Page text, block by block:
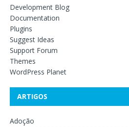
Development Blog
Documentation
Plugins
Suggest Ideas
Support Forum
Themes
WordPress Planet
ARTIGOS
Adoção